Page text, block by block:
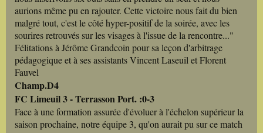
aurions même pu en rajouter. Cette victoire nous fait du bien
malgré tout, c'est le côté hyper-positif de la soirée, avec les
sourires retrouvés sur les visages à l'issue de la rencontre..."
Félitations à Jérôme Grandcoin pour sa leçon d'arbitrage
pédagogique et à ses assistants Vincent Laseuil et Florent
Fauvel
Champ.D4
FC Limeuil 3 - Terrasson Port. :0-3
Face à une formation assurée d'évoluer à l'échelon supérieur la
saison prochaine, notre équipe 3, qu'on aurait pu sur ce match